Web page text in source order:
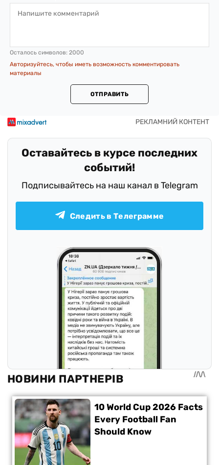
Осталось символов: 2000
Авторизуйтесь, чтобы иметь возможность комментировать
материалы
ОТПРАВИТЬ
Оставайтесь в курсе последних
событий!
Подписывайтесь на наш канал в Telegram
Следить в Телеграмме